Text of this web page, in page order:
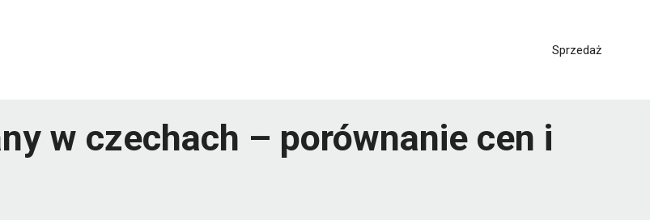
Sprzedaż
w czechach – porównanie cen i